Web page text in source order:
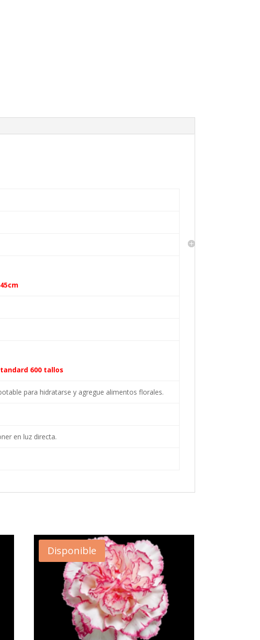
600 tallos
para hidratarse y agregue alimentos florales.
en luz directa.
Disponible